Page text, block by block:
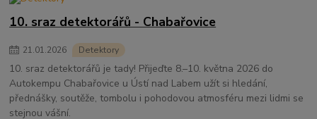
10. sraz detektorářů - Chabařovice
21.01.2026 Detektory
10. sraz detektorářů je tady! Přijeďte 8.–10. května 2026 do
Autokempu Chabařovice u Ústí nad Labem užít si hledání,
přednášky, soutěže, tombolu i pohodovou atmosféru mezi lidmi se
stejnou vášní.